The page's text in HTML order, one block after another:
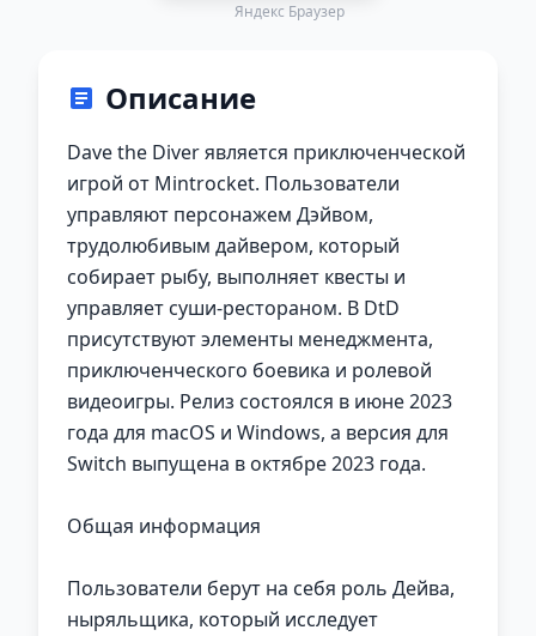
Яндекс Браузер
Описание
Dave the Diver является приключенческой
игрой от Mintrocket. Пользователи
управляют персонажем Дэйвом,
трудолюбивым дайвером, который
собирает рыбу, выполняет квесты и
управляет суши-рестораном. В DtD
присутствуют элементы менеджмента,
приключенческого боевика и ролевой
видеоигры. Релиз состоялся в июне 2023
года для macOS и Windows, а версия для
Switch выпущена в октябре 2023 года.
Общая информация
Пользователи берут на себя роль Дейва,
ныряльщика, который исследует